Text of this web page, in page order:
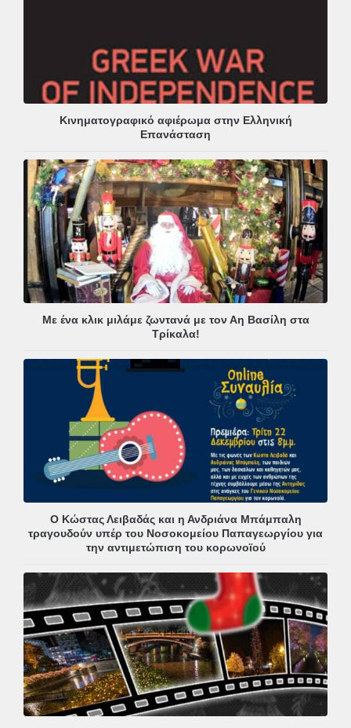
Κινηματογραφικό αφιέρωμα στην Ελληνική
Επανάσταση
Με ένα κλικ μιλάμε ζωντανά με τον Αη Βασίλη στα
Τρίκαλα!
Ο Κώστας Λειβαδάς και η Ανδριάνα Μπάμπαλη
τραγουδούν υπέρ του Νοσοκομείου Παπαγεωργίου για
την αντιμετώπιση του κορωνοϊού